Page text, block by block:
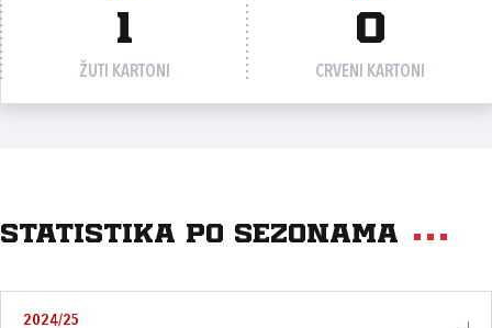
1
ŽUTI KARTONI
0
CRVENI KARTONI
Statistika po sezonama
2024/25